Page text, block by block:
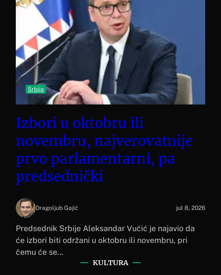
Srbija
Izbori u oktobru ili
novembru, najverovatnije
prvo parlamentarni, pa
predsednički
Dragoljub Gajić jul 8, 2026
Predsednik Srbije Aleksandar Vučić je najavio da
će izbori biti održani u oktobru ili novembru, pri
čemu će se…
KULTURA